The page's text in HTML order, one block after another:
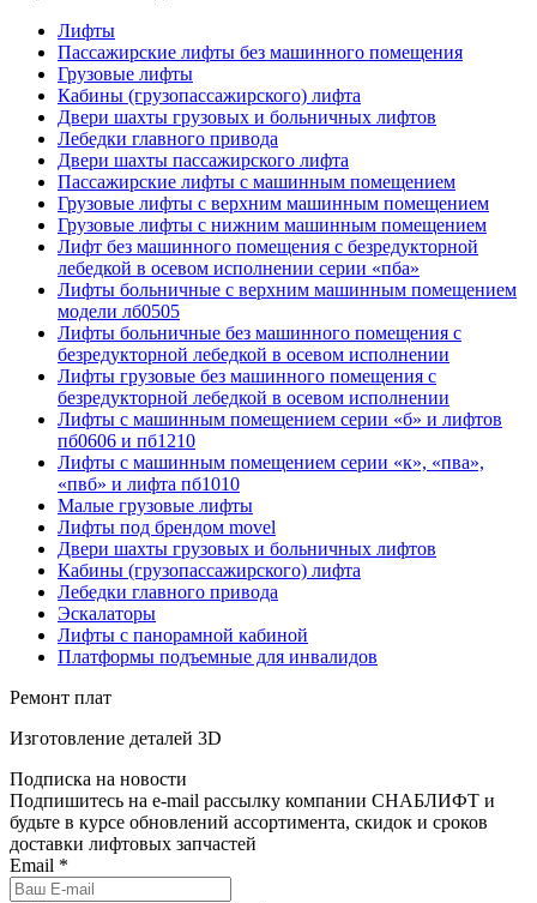
Лифты
Пассажирские лифты без машинного помещения
Грузовые лифты
Кабины (грузопассажирского) лифта
Двери шахты грузовых и больничных лифтов
Лебедки главного привода
Двери шахты пассажирского лифта
Пассажирские лифты с машинным помещением
Грузовые лифты с верхним машинным помещением
Грузовые лифты с нижним машинным помещением
Лифт без машинного помещения с безредукторной
лебедкой в осевом исполнении серии «пба»
Лифты больничные с верхним машинным помещением
модели лб0505
Лифты больничные без машинного помещения с
безредукторной лебедкой в осевом исполнении
Лифты грузовые без машинного помещения с
безредукторной лебедкой в осевом исполнении
Лифты с машинным помещением серии «б» и лифтов
пб0606 и пб1210
Лифты с машинным помещением серии «к», «пва»,
«пвб» и лифта пб1010
Малые грузовые лифты
Лифты под брендом movel
Двери шахты грузовых и больничных лифтов
Кабины (грузопассажирского) лифта
Лебедки главного привода
Эскалаторы
Лифты с панорамной кабиной
Платформы подъемные для инвалидов
Ремонт плат
Изготовление деталей 3D
Подписка на новости
Подпишитесь на e-mail рассылку компании СНАБЛИФТ и
будьте в курсе обновлений ассортимента, скидок и сроков
доставки лифтовых запчастей
Email *